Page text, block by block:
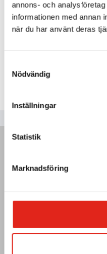
annons- och
informationen med annan
när du har använt deras
Nödvändig
Inställningar
Statistik
Marknadsföring
BP441 –